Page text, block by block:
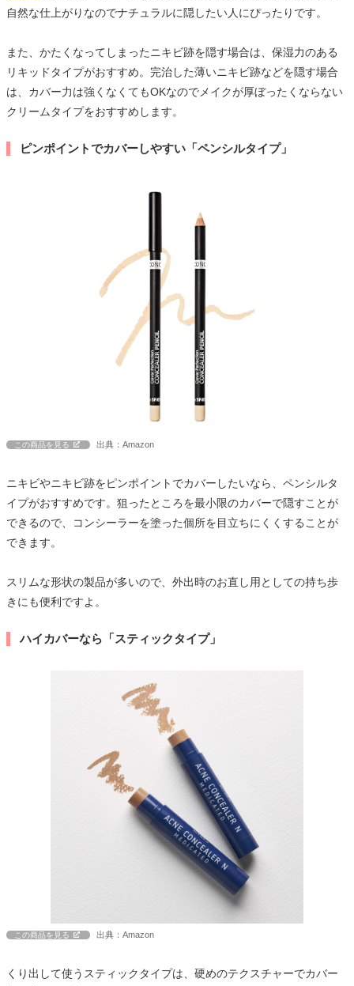
自然な仕上がりなのでナチュラルに隠したい人にぴったりです。
また、かたくなってしまったニキビ跡を隠す場合は、保湿力のある
リキッドタイプがおすすめ。完治した薄いニキビ跡などを隠す場合
は、カバー力は強くなくてもOKなのでメイクが厚ぼったくならない
クリームタイプをおすすめします。
ピンポイントでカバーしやすい「ペンシルタイプ」
この商品を見る 出典：Amazon
ニキビやニキビ跡をピンポイントでカバーしたいなら、ペンシルタ
イプがおすすめです。狙ったところを最小限のカバーで隠すことが
できるので、コンシーラーを塗った個所を目立ちにくくすることが
できます。
スリムな形状の製品が多いので、外出時のお直し用としての持ち歩
きにも便利ですよ。
ハイカバーなら「スティックタイプ」
この商品を見る 出典：Amazon
くり出して使うスティックタイプは、硬めのテクスチャーでカバー